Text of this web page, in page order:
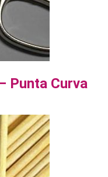
Punta Curva